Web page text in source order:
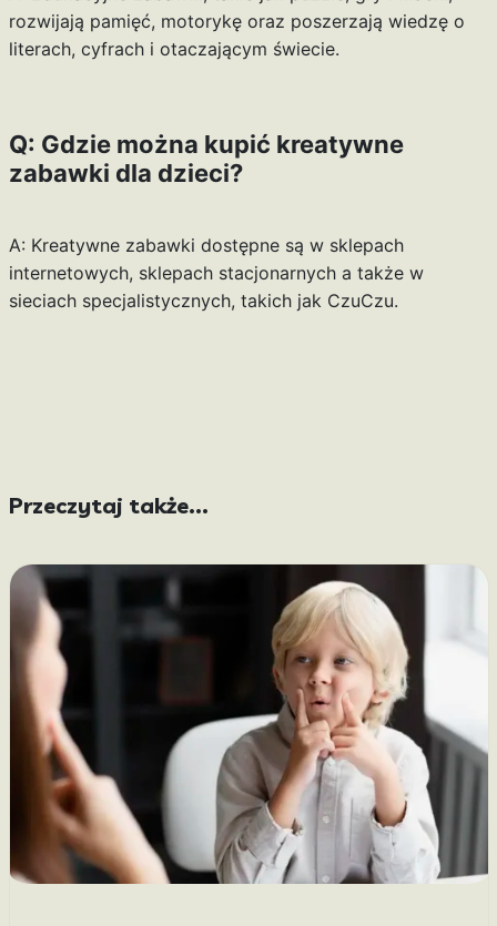
rozwijają pamięć, motorykę oraz poszerzają wiedzę o
literach, cyfrach i otaczającym świecie.
Q: Gdzie można kupić kreatywne
zabawki dla dzieci?
A: Kreatywne zabawki dostępne są w sklepach
internetowych, sklepach stacjonarnych a także w
sieciach specjalistycznych, takich jak CzuCzu.
Przeczytaj także...